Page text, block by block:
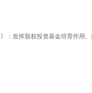
：发挥股权投资基金培育作用。